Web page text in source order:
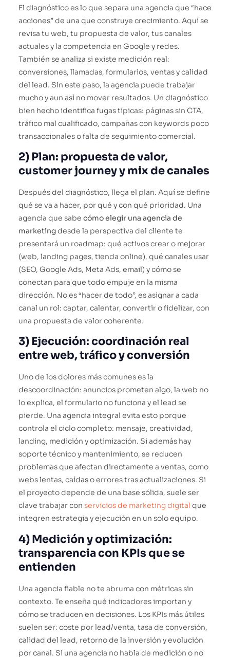
El diagnóstico es lo que separa una agencia que “hace
acciones” de una que construye crecimiento. Aquí se
revisa tu web, tu propuesta de valor, tus canales
actuales y la competencia en Google y redes.
También se analiza si existe medición real:
conversiones, llamadas, formularios, ventas y calidad
del lead. Sin este paso, la agencia puede trabajar
mucho y aun así no mover resultados. Un diagnóstico
bien hecho identifica fugas típicas: páginas sin CTA,
tráfico mal cualificado, campañas con keywords poco
transaccionales o falta de seguimiento comercial.
2) Plan: propuesta de valor,
customer journey y mix de canales
Después del diagnóstico, llega el plan. Aquí se define
qué se va a hacer, por qué y con qué prioridad. Una
agencia que sabe cómo elegir una agencia de
marketingdesde la perspectiva del cliente te
presentará un roadmap: qué activos crear o mejorar
(web, landing pages, tienda online), qué canales usar
(SEO, Google Ads, Meta Ads, email) y cómo se
conectan para que todo empuje en la misma
dirección. No es “hacer de todo”, es asignar a cada
canal un rol: captar, calentar, convertir o fidelizar, con
una propuesta de valor coherente.
3) Ejecución: coordinación real
entre web, tráfico y conversión
Uno de los dolores más comunes es la
descoordinación: anuncios prometen algo, la web no
lo explica, el formulario no funciona y el lead se
pierde. Una agencia integral evita esto porque
controla el ciclo completo: mensaje, creatividad,
landing, medición y optimización. Si además hay
soporte técnico y mantenimiento, se reducen
problemas que afectan directamente a ventas, como
webs lentas, caídas o errores tras actualizaciones. Si
el proyecto depende de una base sólida, suele ser
clave trabajar con servicios de marketing digital que
integren estrategia y ejecución en un solo equipo.
4) Medición y optimización:
transparencia con KPIs que se
entienden
Una agencia fiable no te abruma con métricas sin
contexto. Te enseña qué indicadores importan y
cómo se traducen en decisiones. Los KPIs más útiles
suelen ser: coste por lead/venta, tasa de conversión,
calidad del lead, retorno de la inversión y evolución
por canal. Si una agencia no habla de medición o no